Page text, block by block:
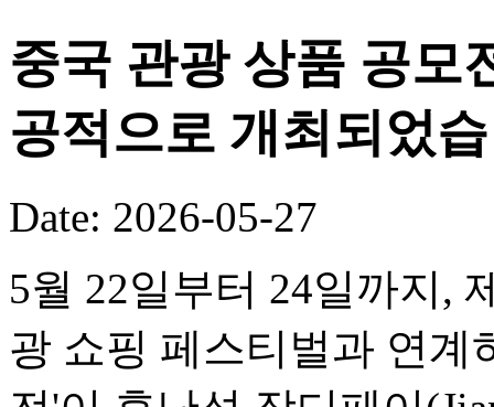
중국 관광 상품 공모
공적으로 개최되었
Date: 2026-05-27
5월 22일부터 24일까지,
광 쇼핑 페스티벌과 연계